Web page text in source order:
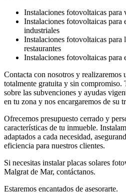
Instalaciones fotovoltaicas
Instalaciones fotovoltaicas
industriales
Instalaciones fotovoltaicas para
restaurantes
Instalaciones fotovoltaicas para
Contacta con nosotros y realizaremos
totalmente gratuita y sin compromiso.
sobre las subvenciones y ayudas
en tu zona y nos encargaremos de su
Ofrecemos presupuesto cerrado y
características de tu inmueble.
adaptados a cada necesidad,
eficiencia para nuestros clientes.
Si necesitas instalar placas solares
Malgrat de Mar, contáctanos.
Estaremos encantados de asesorarte.